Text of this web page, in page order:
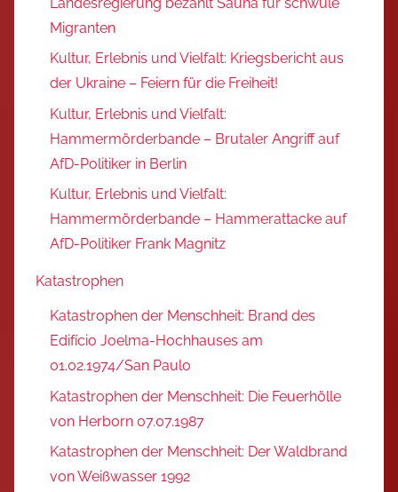
Migranten
Kultur, Erlebnis und Vielfalt: Kriegsbericht aus
der Ukraine – Feiern für die Freiheit!
Kultur, Erlebnis und Vielfalt:
Hammermörderbande – Brutaler Angriff auf
AfD-Politiker in Berlin
Kultur, Erlebnis und Vielfalt:
Hammermörderbande – Hammerattacke auf
AfD-Politiker Frank Magnitz
Katastrophen
Katastrophen der Menschheit: Brand des
Edifício Joelma-Hochhauses am
01.02.1974/San Paulo
Katastrophen der Menschheit: Die Feuerhölle
von Herborn 07.07.1987
Katastrophen der Menschheit: Der Waldbrand
von Weißwasser 1992